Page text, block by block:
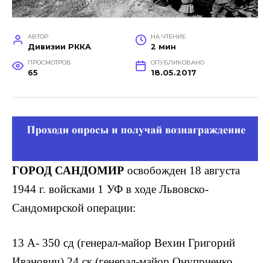
АВТОР
Дивизии РККА
НА ЧТЕНИЕ
2 мин
ПРОСМОТРОВ
65
ОПУБЛИКОВАНО
18.05.2017
ГОРОД САНДОМИР освобожден 18 августа
1944 г. войсками 1 УФ в ходе Львовско-
Сандомирской операции:
13 А- 350 сд (генерал-майор Вехин Григорий